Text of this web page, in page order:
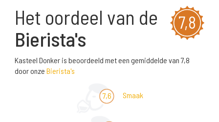
7,8
Het oordeel van de
Bierista's
Kasteel Donker is beoordeeld met een gemiddelde van 7,8
door onze Bierista's
7,6 Smaak